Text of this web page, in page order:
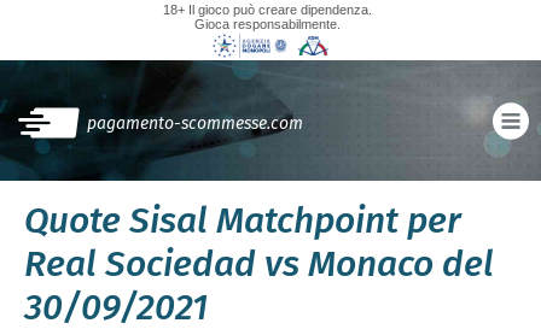
18+ Il gioco può creare dipendenza.
Gioca responsabilmente.
pagamento-scommesse.com
Quote Sisal Matchpoint per
Real Sociedad vs Monaco del
30/09/2021